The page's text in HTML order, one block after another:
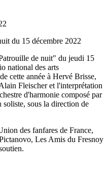
de nuit" du jeudi 15
national des arts
cette année à Hervé Brisse,
Fleischer et l'interprétation
d'harmonie composé par
sous la direction de
des fanfares de France,
Les Amis du Fresnoy